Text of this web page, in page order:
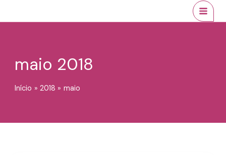
maio 2018
Início 2018 maio